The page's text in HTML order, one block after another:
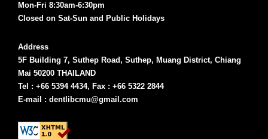
Mon-Fri 8:30am-6:30pm
Closed on Sat-Sun and Public Holidays
Address
5F Building 7, Suthep Road, Suthep, Muang District, Chiang
Mai 50200 THAILAND
Tel : +66 5394 4434, Fax : +66 5322 2844
E-mail : dentlibcmu@gmail.com